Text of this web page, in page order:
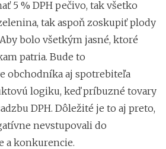
5 % DPH pečivo, tak všetko
tak aspoň zoskupiť plody
bolo všetkým jasné, ktoré
patria. Bude to
obchodníka aj spotrebiteľa
logiku, keď príbuzné tovary
DPH. Dôležité je to aj preto,
nevstupovali do
a konkurencie.